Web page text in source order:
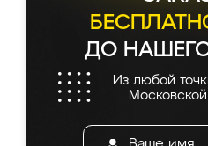
ДО
Из любой